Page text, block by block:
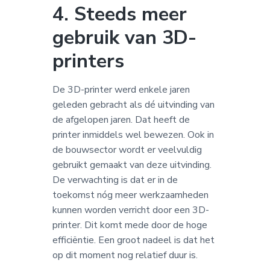
4. Steeds meer
gebruik van 3D-
printers
De 3D-printer werd enkele jaren
geleden gebracht als dé uitvinding van
de afgelopen jaren. Dat heeft de
printer inmiddels wel bewezen. Ook in
de bouwsector wordt er veelvuldig
gebruikt gemaakt van deze uitvinding.
De verwachting is dat er in de
toekomst nóg meer werkzaamheden
kunnen worden verricht door een 3D-
printer. Dit komt mede door de hoge
efficiëntie. Een groot nadeel is dat het
op dit moment nog relatief duur is.